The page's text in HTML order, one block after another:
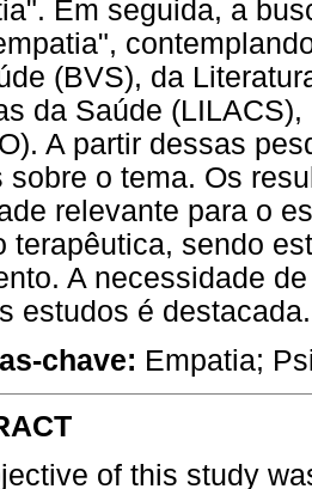
Em seguida, a
(BVS), da
da Saúde
A partir dessas
sobre o tema. Os
relevante para o
terapêutica, sendo
A necessidade
estudos é destacada.
chave: Empatia;
of this study